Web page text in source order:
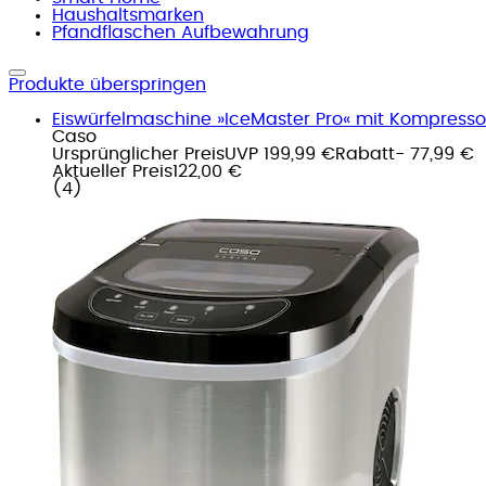
Haushaltsmarken
Pfandflaschen Aufbewahrung
Produkte überspringen
Eiswürfelmaschine »IceMaster Pro« mit
Caso
Ursprünglicher PreisUVP 199,99 €Rabatt- 77,99 €
Aktueller Preis122,00 €
( 4 )